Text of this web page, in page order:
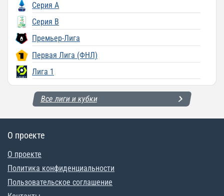
Серия A
Серия B
Премьер-Лига
Первая Лига (ФНЛ)
Лига 1
Все лиги и кубки
О проекте
О проекте
Политика конфиденциальности
Пользовательское соглашение